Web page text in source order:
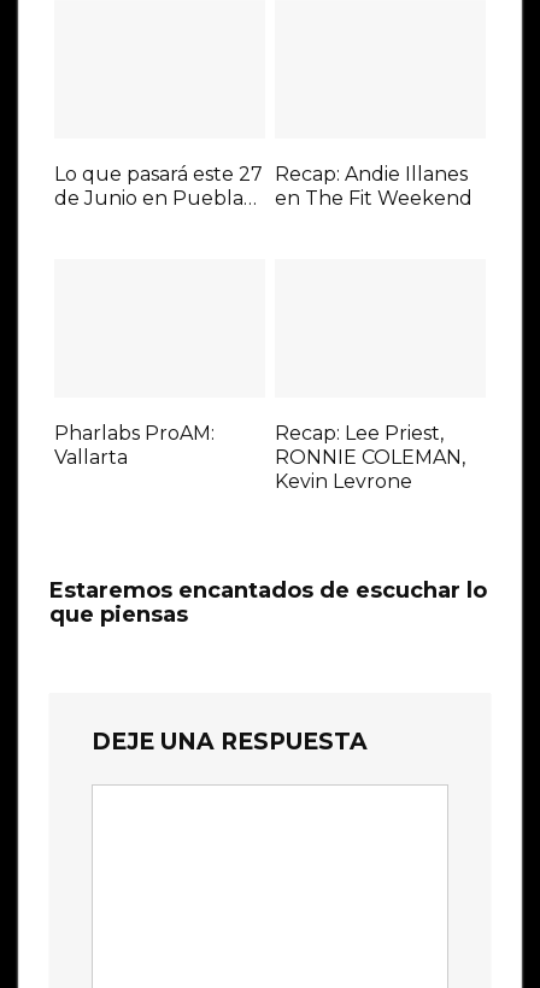
Lo que pasará este 27
de Junio en Puebla…
Recap: Andie Illanes
en The Fit Weekend
Pharlabs ProAM:
Vallarta
Recap: Lee Priest,
RONNIE COLEMAN,
Kevin Levrone
Estaremos encantados de escuchar lo
que piensas
DEJE UNA RESPUESTA